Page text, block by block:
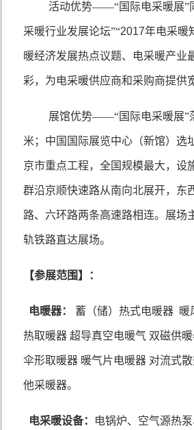
活动优势——“国际电采暖展”
采暖行业发展论坛”“2017年电采暖
暖经济发展热点议题、电采暖产业
彩，为电采暖供应商和采购商提供
展馆优势——“国际电采暖展”
米；中国国际展览中心（新馆）选
京市重点工程，全国规模最大，设
群沿京顺快速路从南向北展开，东
路、六环路两条高速路相连。展场
轨铁路直达展场。
【参展范围】：
电暖器： 蓄（储）热式电暖器 暖
热取暖器 超导真空电暖气 双磁供
伞形取暖器 暖气片电暖器 对流式
他采暖器。
电采暖设备： 电锅炉、空气源热